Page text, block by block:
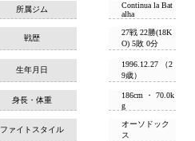
所属ジム
Continua la Bat
alha
戦歴
27戦 22勝(18K
O) 5敗 0分
生年月日
1996.12.27 （2
9歳）
身長・体重
186cm ・ 70.0k
g
ファイトスタイル
オーソドック
ス